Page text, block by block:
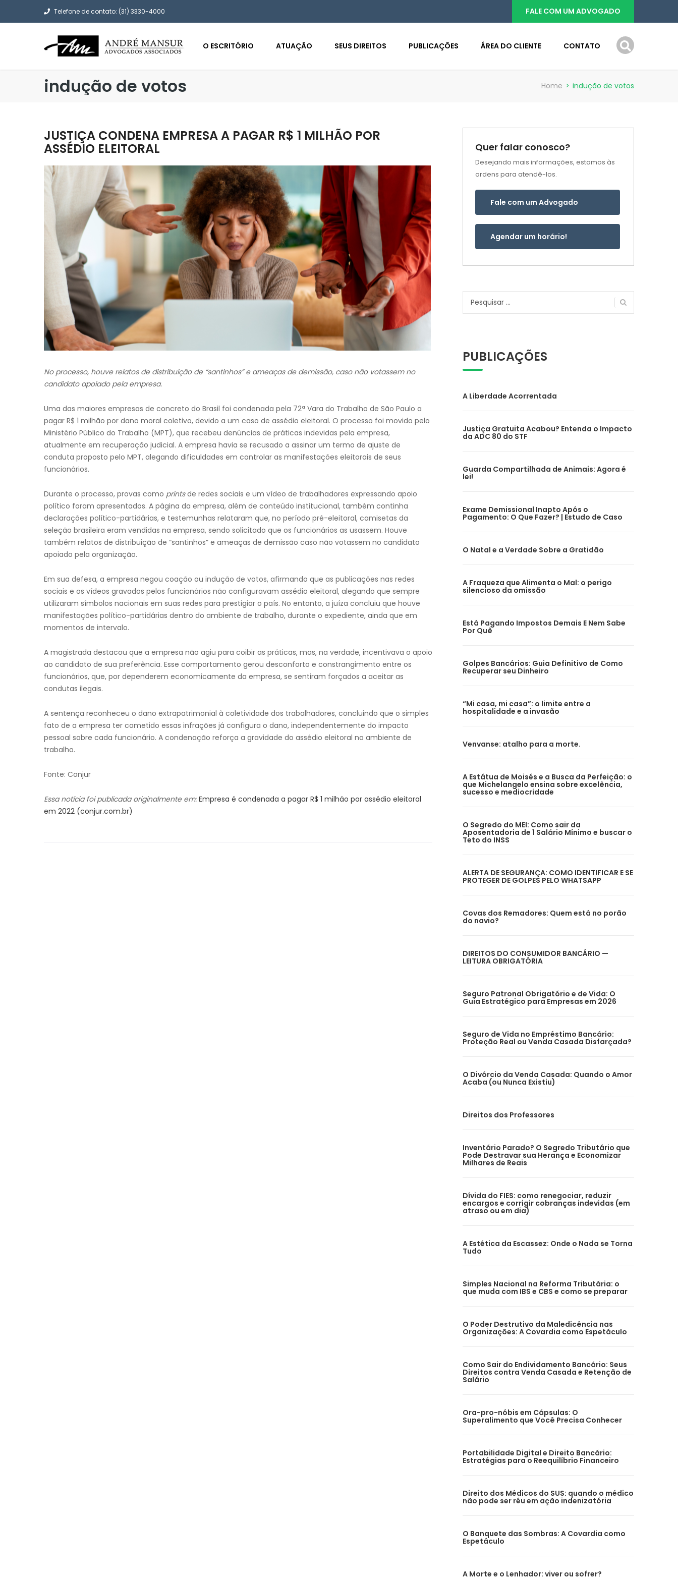
Telefone de contato: (31) 3330-4000 FALE COM UM ADVOGADO
O ESCRITÓRIO ATUAÇÃO SEUS DIREITOS PUBLICAÇÕES ÁREA DO CLIENTE CONTATO
indução de votos Home > indução de votos
JUSTIÇA CONDENA EMPRESA A PAGAR R$ 1 MILHÃO POR
ASSÉDIO ELEITORAL
No processo, houve relatos de distribuição de “santinhos” e ameaças de demissão, caso não votassem no
candidato apoiado pela empresa.
Uma das maiores empresas de concreto do Brasil foi condenada pela 72ª Vara do Trabalho de São Paulo a
pagar R$ 1 milhão por dano moral coletivo, devido a um caso de assédio eleitoral. O processo foi movido pelo
Ministério Público do Trabalho (MPT), que recebeu denúncias de práticas indevidas pela empresa,
atualmente em recuperação judicial. A empresa havia se recusado a assinar um termo de ajuste de
conduta proposto pelo MPT, alegando dificuldades em controlar as manifestações eleitorais de seus
funcionários.
Durante o processo, provas como printsde redes sociais e um vídeo de trabalhadores expressando apoio
político foram apresentados. A página da empresa, além de conteúdo institucional, também continha
declarações político-partidárias, e testemunhas relataram que, no período pré-eleitoral, camisetas da
seleção brasileira eram vendidas na empresa, sendo solicitado que os funcionários as usassem. Houve
também relatos de distribuição de “santinhos” e ameaças de demissão caso não votassem no candidato
apoiado pela organização.
Em sua defesa, a empresa negou coação ou indução de votos, afirmando que as publicações nas redes
sociais e os vídeos gravados pelos funcionários não configuravam assédio eleitoral, alegando que sempre
utilizaram símbolos nacionais em suas redes para prestigiar o país. No entanto, a juíza concluiu que houve
manifestações político-partidárias dentro do ambiente de trabalho, durante o expediente, ainda que em
momentos de intervalo.
A magistrada destacou que a empresa não agiu para coibir as práticas, mas, na verdade, incentivava o apoio
ao candidato de sua preferência. Esse comportamento gerou desconforto e constrangimento entre os
funcionários, que, por dependerem economicamente da empresa, se sentiram forçados a aceitar as
condutas ilegais.
A sentença reconheceu o dano extrapatrimonial à coletividade dos trabalhadores, concluindo que o simples
fato de a empresa ter cometido essas infrações já configura o dano, independentemente do impacto
pessoal sobre cada funcionário. A condenação reforça a gravidade do assédio eleitoral no ambiente de
trabalho.
Fonte: Conjur
Essa notícia foi publicada originalmente em: Empresa é condenada a pagar R$ 1 milhão por assédio eleitoral
em 2022 (conjur.com.br)
Quer falar conosco?
Desejando mais informações, estamos às
ordens para atendê-los.
Fale com um Advogado
Agendar um horário!
Pesquisar
PUBLICAÇÕES
A Liberdade Acorrentada
Justiça Gratuita Acabou? Entenda o Impacto
da ADC 80 do STF
Guarda Compartilhada de Animais: Agora é
lei!
Exame Demissional Inapto Após o
Pagamento: O Que Fazer? | Estudo de Caso
O Natal e a Verdade Sobre a Gratidão
A Fraqueza que Alimenta o Mal: o perigo
silencioso da omissão
Está Pagando Impostos Demais E Nem Sabe
Por Quê
Golpes Bancários: Guia Definitivo de Como
Recuperar seu Dinheiro
“Mi casa, mi casa”: o limite entre a
hospitalidade e a invasão
Venvanse: atalho para a morte.
A Estátua de Moisés e a Busca da Perfeição: o
que Michelangelo ensina sobre excelência,
sucesso e mediocridade
O Segredo do MEI: Como sair da
Aposentadoria de 1 Salário Mínimo e buscar o
Teto do INSS
ALERTA DE SEGURANÇA: COMO IDENTIFICAR E SE
PROTEGER DE GOLPES PELO WHATSAPP
Covas dos Remadores: Quem está no porão
do navio?
DIREITOS DO CONSUMIDOR BANCÁRIO —
LEITURA OBRIGATÓRIA
Seguro Patronal Obrigatório e de Vida: O
Guia Estratégico para Empresas em 2026
Seguro de Vida no Empréstimo Bancário:
Proteção Real ou Venda Casada Disfarçada?
O Divórcio da Venda Casada: Quando o Amor
Acaba (ou Nunca Existiu)
Direitos dos Professores
Inventário Parado? O Segredo Tributário que
Pode Destravar sua Herança e Economizar
Milhares de Reais
Dívida do FIES: como renegociar, reduzir
encargos e corrigir cobranças indevidas (em
atraso ou em dia)
A Estética da Escassez: Onde o Nada se Torna
Tudo
Simples Nacional na Reforma Tributária: o
que muda com IBS e CBS e como se preparar
O Poder Destrutivo da Maledicência nas
Organizações: A Covardia como Espetáculo
Como Sair do Endividamento Bancário: Seus
Direitos contra Venda Casada e Retenção de
Salário
Ora-pro-nóbis em Cápsulas: O
Superalimento que Você Precisa Conhecer
Portabilidade Digital e Direito Bancário:
Estratégias para o Reequilíbrio Financeiro
Direito dos Médicos do SUS: quando o médico
não pode ser réu em ação indenizatória
O Banquete das Sombras: A Covardia como
Espetáculo
A Morte e o Lenhador: viver ou sofrer?